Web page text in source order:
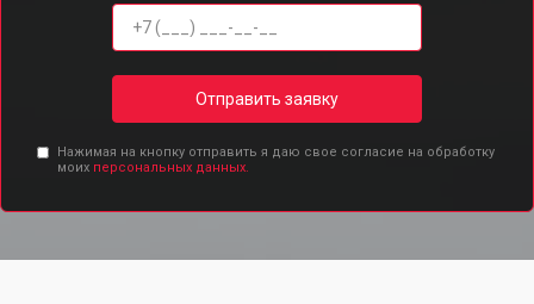
Отправить заявку
Нажимая на кнопку отправить я даю свое согласие на обработку
моих персональных данных.